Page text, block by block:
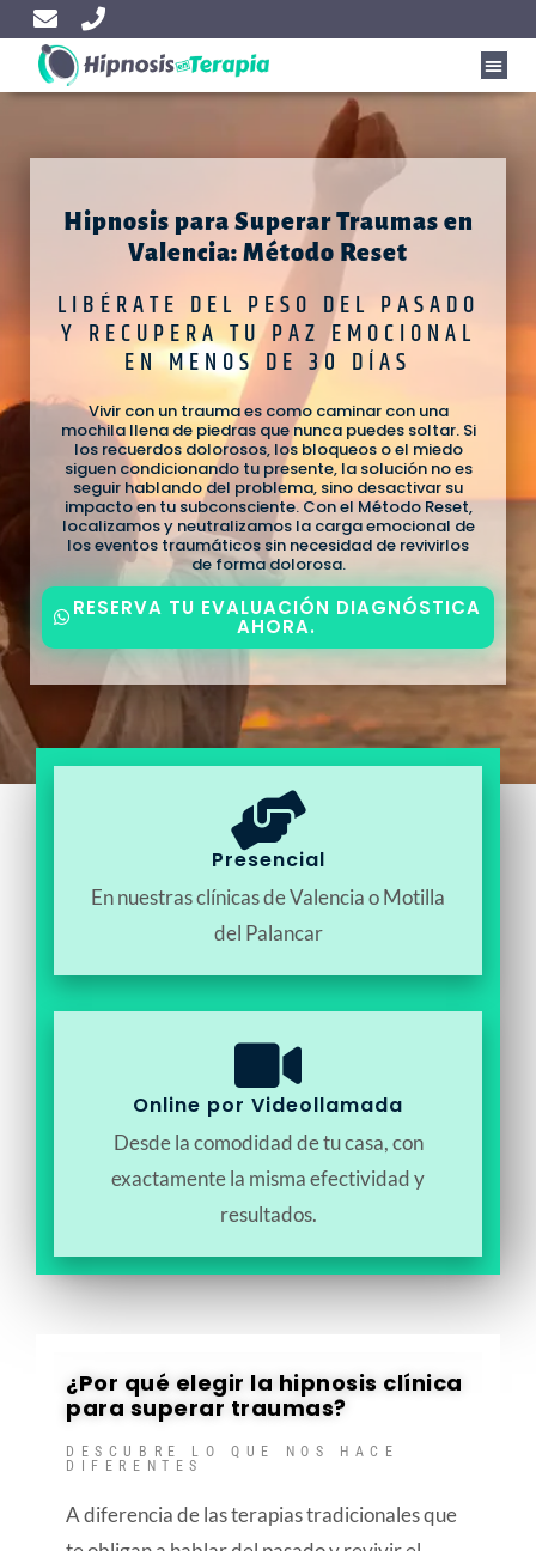
Hipnosis para Superar Traumas en
Valencia: Método Reset
LIBÉRATE DEL PESO DEL PASADO
Y RECUPERA TU PAZ EMOCIONAL
EN MENOS DE 30 DÍAS
Vivir con un trauma es como caminar con una
mochila llena de piedras que nunca puedes soltar. Si
los recuerdos dolorosos, los bloqueos o el miedo
siguen condicionando tu presente, la solución no es
seguir hablando del problema, sino desactivar su
impacto en tu subconsciente. Con el Método Reset,
localizamos y neutralizamos la carga emocional de
los eventos traumáticos sin necesidad de revivirlos
de forma dolorosa.
RESERVA TU EVALUACIÓN DIAGNÓSTICA
AHORA.
Presencial
En nuestras clínicas de Valencia o Motilla
del Palancar
Online por Videollamada
Desde la comodidad de tu casa, con
exactamente la misma efectividad y
resultados.
¿Por qué elegir la hipnosis clínica
para superar traumas?
DESCUBRE LO QUE NOS HACE
DIFERENTES
A diferencia de las terapias tradicionales que